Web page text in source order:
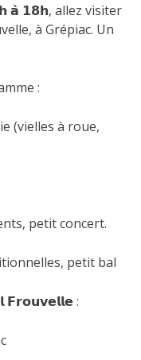
𝟭𝟴𝗵, allez visiter
à Grépiac. Un
:
(vielles à roue,
petit concert.
petit bal
: